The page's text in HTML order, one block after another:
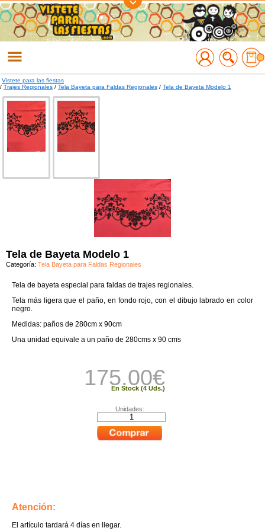
Regístrate
Accede
Vistete para las fiestas
/ Trajes Regionales / Tela Bayeta para Faldas Regionales / Tela de Bayeta Modelo 1
Tela de Bayeta Modelo 1
Categoría: Tela Bayeta para Faldas Regionales
Tela de bayeta especial para faldas de trajes regionales.
Tela más ligera que el paño, en fondo rojo, con el dibujo labrado en color
negro.
Medidas: paños de 280cm x 90cm
Una unidad equivale a un paño de 280cms x 90 cms
175.00€
En Stock (4 Uds.)
Unidades:
Atención:
El artículo tardará 4 días en llegar.